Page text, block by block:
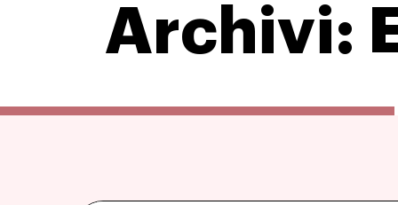
Archivi: